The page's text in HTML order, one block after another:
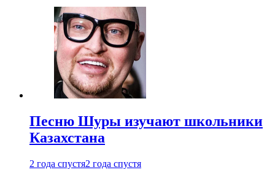
Песню Шуры изучают школьники
Казахстана
2 года спустя2 года спустя